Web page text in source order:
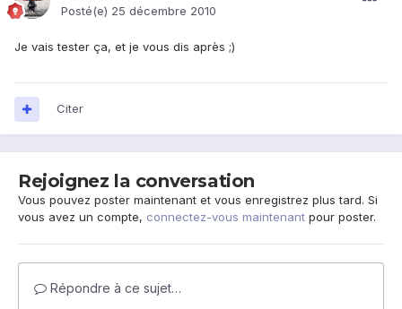
Posté(e) 25 décembre 2010
Je vais tester ça, et je vous dis après ;)
Citer
Rejoignez la conversation
Vous pouvez poster maintenant et vous enregistrez plus tard. Si
vous avez un compte, connectez-vous maintenant pour poster.
Répondre à ce sujet…